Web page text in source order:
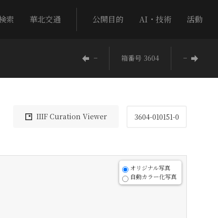
索 華北交通 公開目的 AI・技術 活動
− 箱番号 3604 −
IIIF Curation Viewer 3604-010151-0
オリジナル写真
自動カラー化写真